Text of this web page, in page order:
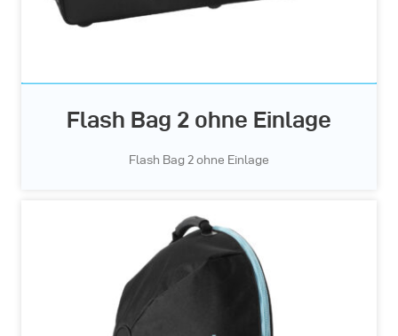
Flash Bag 2 ohne Einlage
Flash Bag 2 ohne Einlage